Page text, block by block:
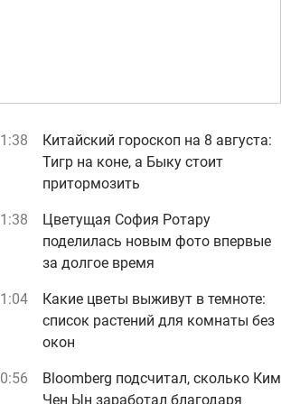
Китайский гороскоп на 8 августа:
Тигр на коне, а Быку стоит
притормозить
Цветущая София Ротару
поделилась новым фото впервые
за долгое время
Какие цветы выживут в темноте:
список растений для комнаты без
окон
Bloomberg подсчитал, сколько Ким
Чен Ын заработал благодаря